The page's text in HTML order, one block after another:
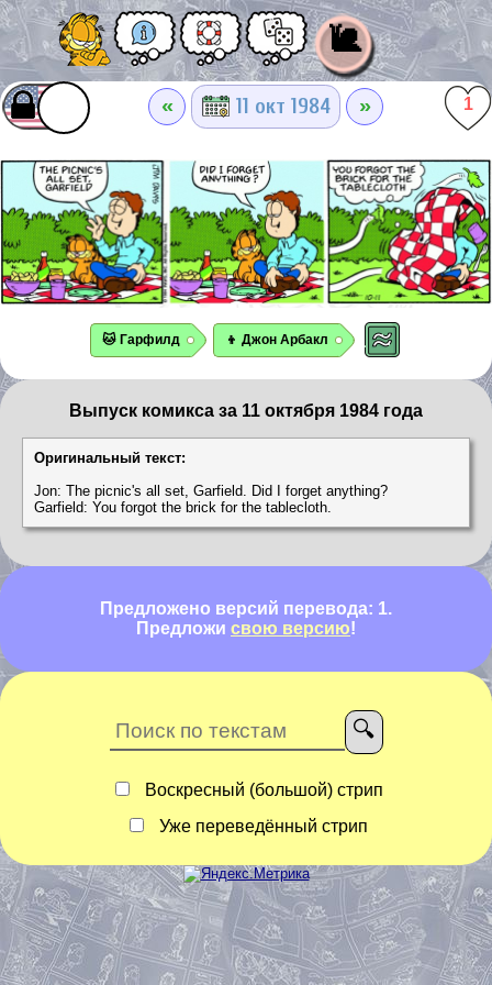
🐌
« 11 окт 1984 » 1
🐱 Гарфилд 👦 Джон Арбакл
Выпуск комикса за 11 октября 1984 года
Оригинальный текст:
Jon: The picnic's all set, Garfield. Did I forget anything?
Garfield: You forgot the brick for the tablecloth.
Предложено версий перевода: 1.
Предложи свою версию!
Воскресный (большой) стрип
Уже переведённый стрип